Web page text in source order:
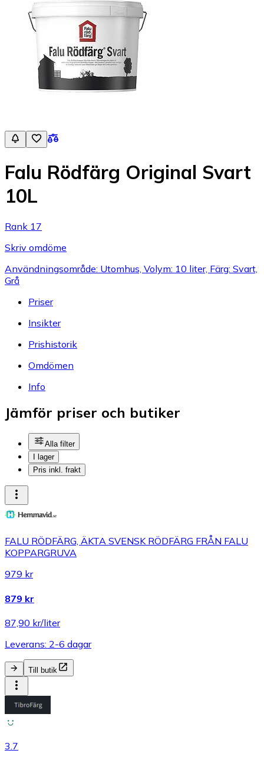
Falu Rödfärg Original Svart
10L
Rank 17
Skriv omdöme
Användningsområde: Utomhus, Volym: 10 liter, Färg: Svart,
Grå
Priser
Insikter
Prishistorik
Omdömen
Info
Jämför priser och butiker
Alla filter
I lager
Pris inkl. frakt
FALU RÖDFÄRG, ÄKTA SVENSK RÖDFÄRG FRÅN FALU
KOPPARGRUVA
979 kr
879 kr
87,90 kr/liter
Leverans: 2-6 dagar
Till butik
3.7